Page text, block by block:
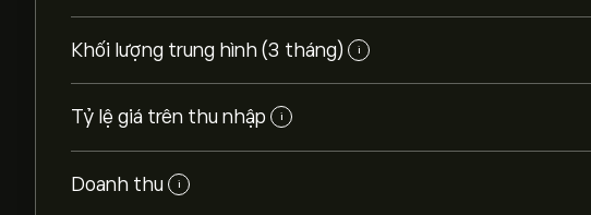
Khối lượng trung hình (3 tháng) i
Tỷ lệ giá trên thu nhập i
Doanh thu i